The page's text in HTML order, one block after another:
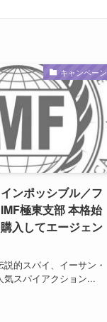
キャンペーン
ンポッシブル／フ
極東支部 本格始
入してエージェン
説的スパイ、イーサン・
気スパイアクション...